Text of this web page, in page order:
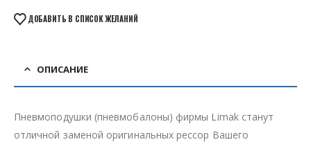
ДОБАВИТЬ В СПИСОК ЖЕЛАНИЙ
ОПИСАНИЕ
Пневмоподушки (пневмобалоны) фирмы Limak станут
отличной заменой оригинальных рессор Вашего